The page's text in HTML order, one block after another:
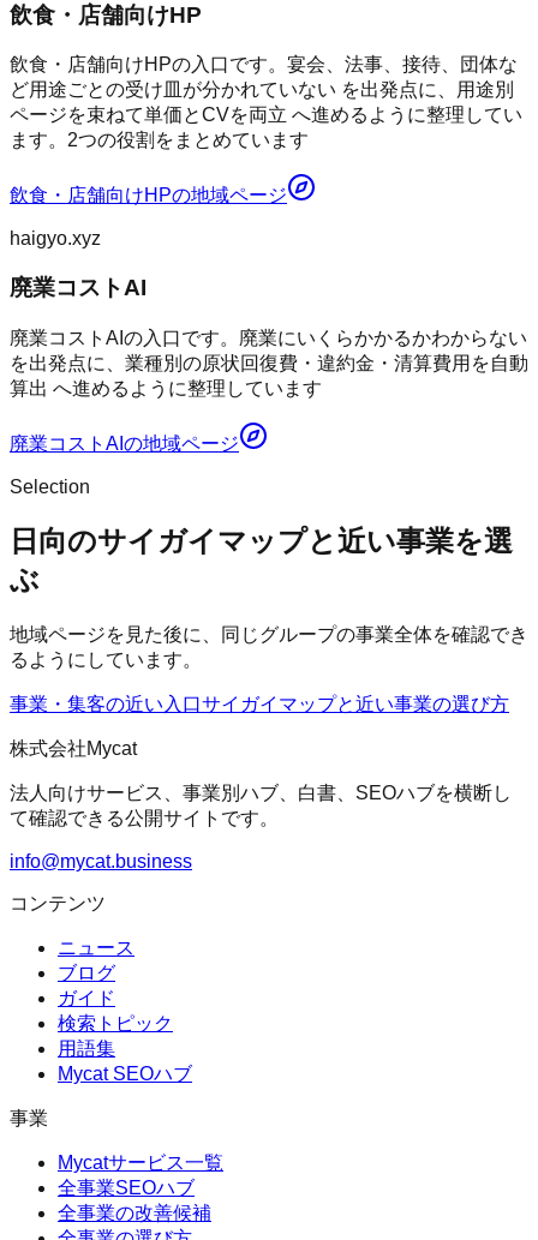
飲食・店舗向けHP
飲食・店舗向けHPの入口です。宴会、法事、接待、団体な
ど用途ごとの受け皿が分かれていない を出発点に、用途別
ページを束ねて単価とCVを両立 へ進めるように整理してい
ます。2つの役割をまとめています
飲食・店舗向けHPの地域ページ
haigyo.xyz
廃業コストAI
廃業コストAIの入口です。廃業にいくらかかるかわからない
を出発点に、業種別の原状回復費・違約金・清算費用を自動
算出 へ進めるように整理しています
廃業コストAI の地域ページ
Selection
日向のサイガイマップと近い事業を選
ぶ
地域ページを見た後に、同じグループの事業全体を確認でき
るようにしています。
事業・集客の近い入口サイガイマップと近い事業の選び方
株式会社Mycat
法人向けサービス、事業別ハブ、白書、SEOハブを横断し
て確認できる公開サイトです。
info@mycat.business
コンテンツ
ニュース
ブログ
ガイド
検索トピック
用語集
Mycat SEOハブ
事業
Mycatサービス一覧
全事業SEOハブ
全事業の改善候補